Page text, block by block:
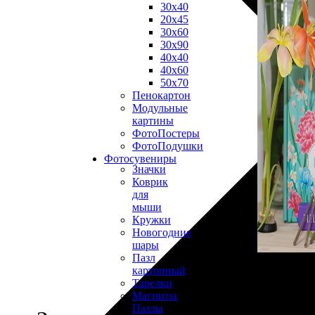
30х40
20х45
30х60
30х90
40х40
40х60
50х70
Пенокартон
Модульные
картины
ФотоПостеры
ФотоПодушки
Фотоcувениры
Значки
Коврик
для
мыши
Кружки
Новогодние
шары
Пазл
картонный
Тарелки
Магниты
Пазлы